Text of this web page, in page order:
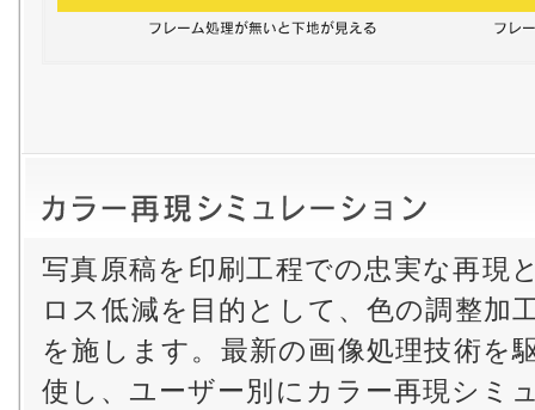
写真原稿を印刷工程での忠実な再現
ロス低減を目的として、色の調整加
を施します。最新の画像処理技術を
使し、ユーザー別にカラー再現シミ